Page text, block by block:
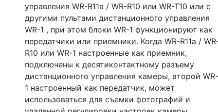
управления WR-R11a / WR-R10 или WR-T10 или с
другими пультами дистанционного управления
WR-1 , при этом блоки WR-1 функционируют как
передатчики или приемники. Когда WR-R11a /
R10 или WR-1 настроенные как приемник,
подключены к десятиконтактному разъему
дистанционного управления камеры, второй WR-
1 настроенный как передатчик, может
использоваться для съемки фотографий и